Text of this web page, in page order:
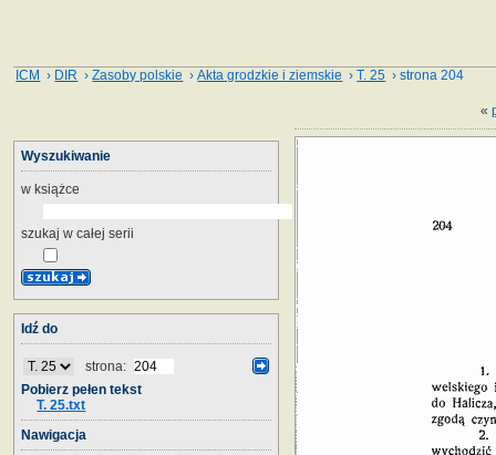
ICM › DIR ›Zasoby polskie ›Akta grodzkie i ziemskie ›T. 25 › strona 204
«
Wyszukiwanie
w książce
szukaj w całej serii
Idź do
strona:
Pobierz pełen tekst
T. 25.txt
Nawigacja